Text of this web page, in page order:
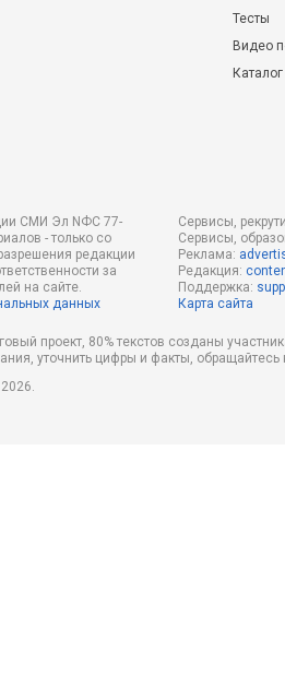
Тесты
Видео
СМИ Эл NФС 77-
- только со
редакции
за
на сайте.
данных
Сервисы,
Сервисы,
Реклама:
Редакция:
Поддержка:
Карта сайта
проект, 80% текстов созданы
уточнить цифры и факты,